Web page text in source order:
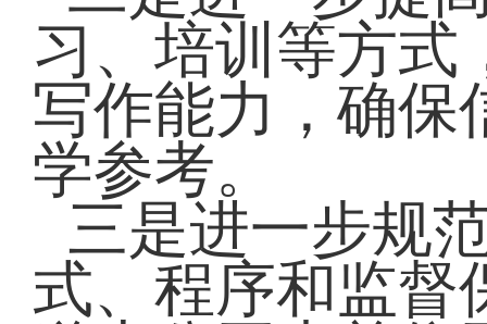
习、培训等方式
写作能力，确保
学参考。
三是进一步规
式、程序和监督